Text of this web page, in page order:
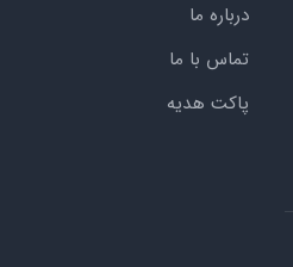
درباره ما
تماس با ما
پاکت هدیه